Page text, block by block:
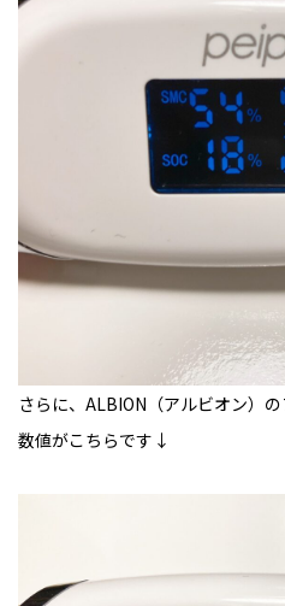
さらに、ALBION（アルビオン）
数値がこちらです↓